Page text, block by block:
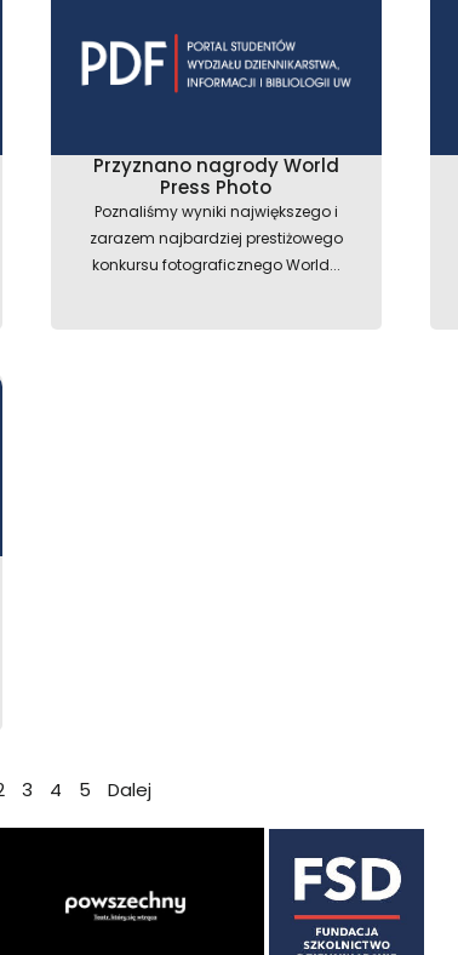
Przyznano nagrody World
Press Photo
Poznaliśmy wyniki największego i
zarazem najbardziej prestiżowego
konkursu fotograficznego World...
3 4 5 Dalej